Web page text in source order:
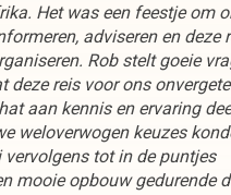
Het was een feestje om
adviseren en deze
Rob stelt goeie
deze reis voor ons
aan kennis en ervaring
weloverwogen keuzes
vervolgens tot in de puntjes
mooie opbouw gedurende